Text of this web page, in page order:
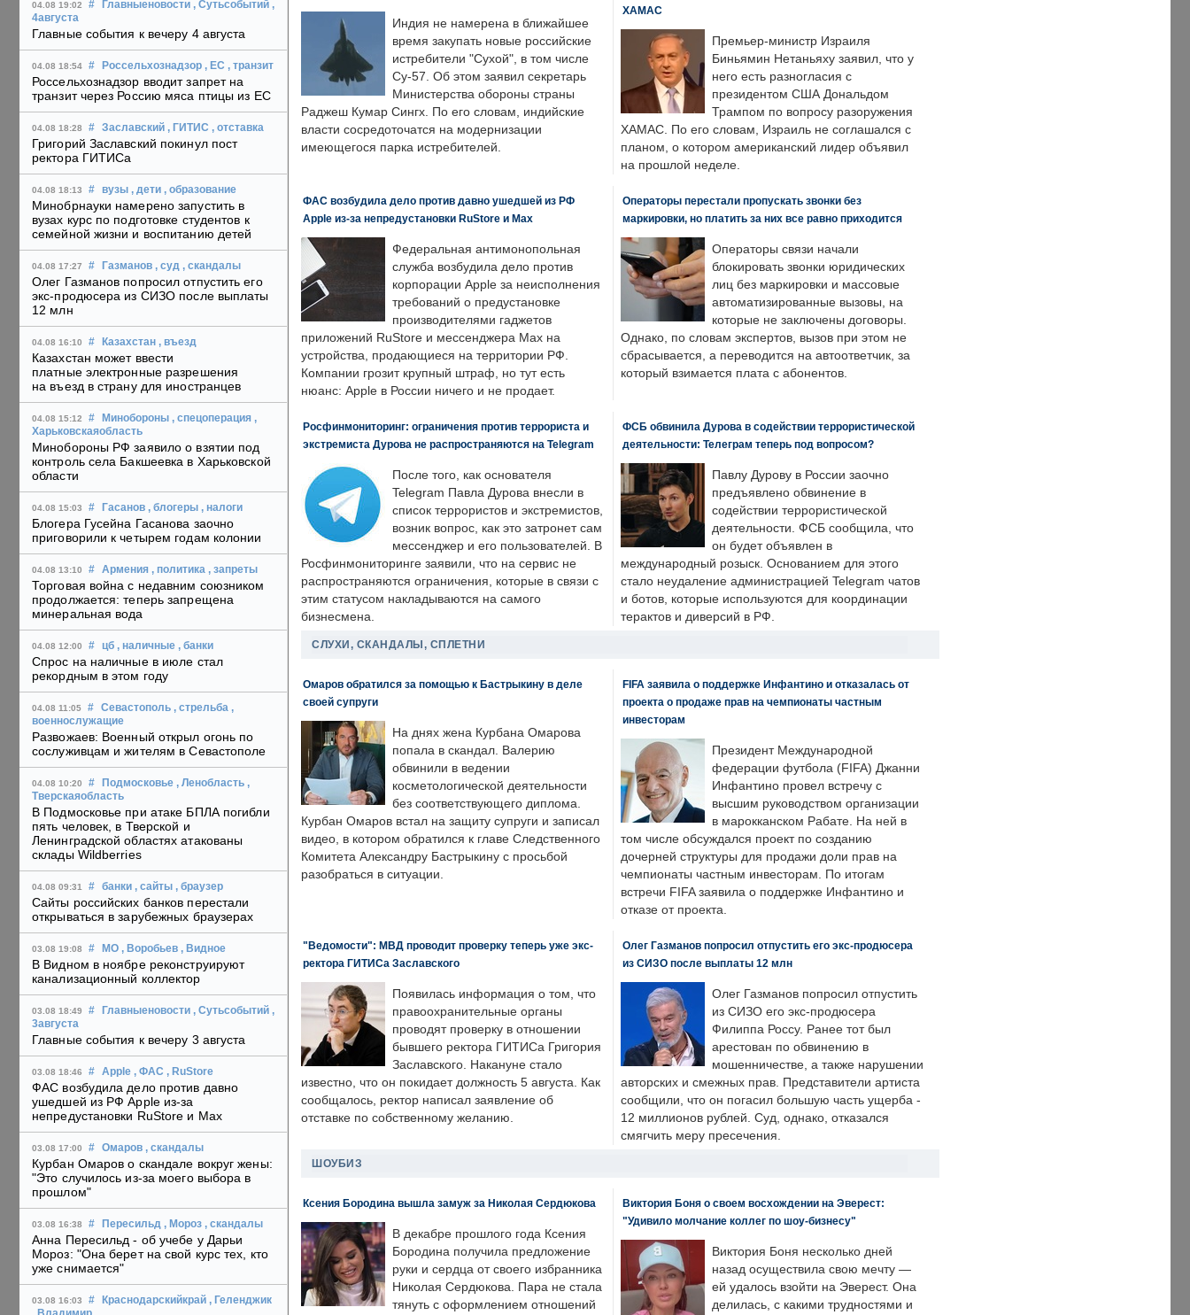
04.08 19:02 # Главныеновости , Сутьсобытий ,
4августа
Главные события к вечеру 4 августа
04.08 18:54 # Россельхознадзор , ЕС , транзит
Россельхознадзор вводит запрет на
транзит через Россию мяса птицы из ЕС
04.08 18:28 # Заславский , ГИТИС , отставка
Григорий Заславский покинул пост
ректора ГИТИСа
04.08 18:13 # вузы , дети , образование
Минобрнауки намерено запустить в
вузах курс по подготовке студентов к
семейной жизни и воспитанию детей
04.08 17:27 # Газманов , суд , скандалы
Олег Газманов попросил отпустить его
экс-продюсера из СИЗО после выплаты
12 млн
04.08 16:10 # Казахстан , въезд
Казахстан может ввести
платные электронные разрешения
на въезд в страну для иностранцев
04.08 15:12 # Минобороны , спецоперация ,
Харьковскаяобласть
Минобороны РФ заявило о взятии под
контроль села Бакшеевка в Харьковской
области
04.08 15:03 # Гасанов , блогеры , налоги
Блогера Гусейна Гасанова заочно
приговорили к четырем годам колонии
04.08 13:10 # Армения , политика , запреты
Торговая война с недавним союзником
продолжается: теперь запрещена
минеральная вода
04.08 12:00 # цб , наличные , банки
Спрос на наличные в июле стал
рекордным в этом году
04.08 11:05 # Севастополь , стрельба ,
военнослужащие
Развожаев: Военный открыл огонь по
сослуживцам и жителям в Севастополе
04.08 10:20 # Подмосковье , Ленобласть ,
Тверскаяобласть
В Подмосковье при атаке БПЛА погибли
пять человек, в Тверской и
Ленинградской областях атакованы
склады Wildberries
04.08 09:31 # банки , сайты , браузер
Сайты российских банков перестали
открываться в зарубежных браузерах
03.08 19:08 # МО , Воробьев , Видное
В Видном в ноябре реконструируют
канализационный коллектор
03.08 18:49 # Главныеновости , Сутьсобытий ,
3августа
Главные события к вечеру 3 августа
03.08 18:46 # Apple , ФАС , RuStore
ФАС возбудила дело против давно
ушедшей из РФ Apple из-за
непредустановки RuStore и Max
03.08 17:00 # Омаров , скандалы
Курбан Омаров о скандале вокруг жены:
"Это случилось из-за моего выбора в
прошлом"
03.08 16:38 # Пересильд , Мороз , скандалы
Анна Пересильд - об учебе у Дарьи
Мороз: "Она берет на свой курс тех, кто
уже снимается"
03.08 16:03 # Краснодарскийкрай , Геленджик
Индия не намерена в ближайшее
время закупать новые российские
истребители "Сухой", в том числе
Су-57. Об этом заявил секретарь
Министерства обороны страны
Раджеш Кумар Сингх. По его словам, индийские
власти сосредоточатся на модернизации
имеющегося парка истребителей.
ХАМАС
Премьер-министр Израиля
Биньямин Нетаньяху заявил, что у
него есть разногласия с
президентом США Дональдом
Трампом по вопросу разоружения
ХАМАС. По его словам, Израиль не соглашался с
планом, о котором американский лидер объявил
на прошлой неделе.
ФАС возбудила дело против давно ушедшей из РФ
Apple из-за непредустановки RuStore и Max
Федеральная антимонопольная
служба возбудила дело против
корпорации Apple за неисполнения
требований о предустановке
производителями гаджетов
приложений RuStore и мессенджера Max на
устройства, продающиеся на территории РФ.
Компании грозит крупный штраф, но тут есть
нюанс: Apple в России ничего и не продает.
Операторы перестали пропускать звонки без
маркировки, но платить за них все равно приходится
Операторы связи начали
блокировать звонки юридических
лиц без маркировки и массовые
автоматизированные вызовы, на
которые не заключены договоры.
Однако, по словам экспертов, вызов при этом не
сбрасывается, а переводится на автоответчик, за
который взимается плата с абонентов.
Росфинмониторинг: ограничения против террориста и
экстремиста Дурова не распространяются на Telegram
После того, как основателя
Telegram Павла Дурова внесли в
список террористов и экстремистов,
возник вопрос, как это затронет сам
мессенджер и его пользователей. В
Росфинмониторинге заявили, что на сервис не
распространяются ограничения, которые в связи с
этим статусом накладываются на самого
бизнесмена.
ФСБ обвинила Дурова в содействии террористической
деятельности: Телеграм теперь под вопросом?
Павлу Дурову в России заочно
предъявлено обвинение в
содействии террористической
деятельности. ФСБ сообщила, что
он будет объявлен в
международный розыск. Основанием для этого
стало неудаление администрацией Telegram чатов
и ботов, которые используются для координации
терактов и диверсий в РФ.
СЛУХИ, СКАНДАЛЫ, СПЛЕТНИ
Омаров обратился за помощью к Бастрыкину в деле
своей супруги
На днях жена Курбана Омарова
попала в скандал. Валерию
обвинили в ведении
косметологической деятельности
без соответствующего диплома.
Курбан Омаров встал на защиту супруги и записал
видео, в котором обратился к главе Следственного
Комитета Александру Бастрыкину с просьбой
разобраться в ситуации.
FIFA заявила о поддержке Инфантино и отказалась от
проекта о продаже прав на чемпионаты частным
инвесторам
Президент Международной
федерации футбола (FIFA) Джанни
Инфантино провел встречу с
высшим руководством организации
в марокканском Рабате. На ней в
том числе обсуждался проект по созданию
дочерней структуры для продажи доли прав на
чемпионаты частным инвесторам. По итогам
встречи FIFA заявила о поддержке Инфантино и
отказе от проекта.
"Ведомости": МВД проводит проверку теперь уже экс-
ректора ГИТИСа Заславского
Появилась информация о том, что
правоохранительные органы
проводят проверку в отношении
бывшего ректора ГИТИСа Григория
Заславского. Накануне стало
известно, что он покидает должность 5 августа. Как
сообщалось, ректор написал заявление об
отставке по собственному желанию.
Олег Газманов попросил отпустить его экс-продюсера
из СИЗО после выплаты 12 млн
Олег Газманов попросил отпустить
из СИЗО его экс-продюсера
Филиппа Россу. Ранее тот был
арестован по обвинению в
мошенничестве, а также нарушении
авторских и смежных прав. Представители артиста
сообщили, что он погасил большую часть ущерба -
12 миллионов рублей. Суд, однако, отказался
смягчить меру пресечения.
ШОУБИЗ
Ксения Бородина вышла замуж за Николая Сердюкова
В декабре прошлого года Ксения
Бородина получила предложение
руки и сердца от своего избранника
Николая Сердюкова. Пара не стала
тянуть с оформлением отношений
Виктория Боня о своем восхождении на Эверест:
"Удивило молчание коллег по шоу-бизнесу"
Виктория Боня несколько дней
назад осуществила свою мечту —
ей удалось взойти на Эверест. Она
делилась, с какими трудностями и